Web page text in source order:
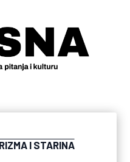
I STARINA